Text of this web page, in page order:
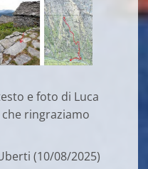
e foto di Luca
ringraziamo
(10/08/2025)